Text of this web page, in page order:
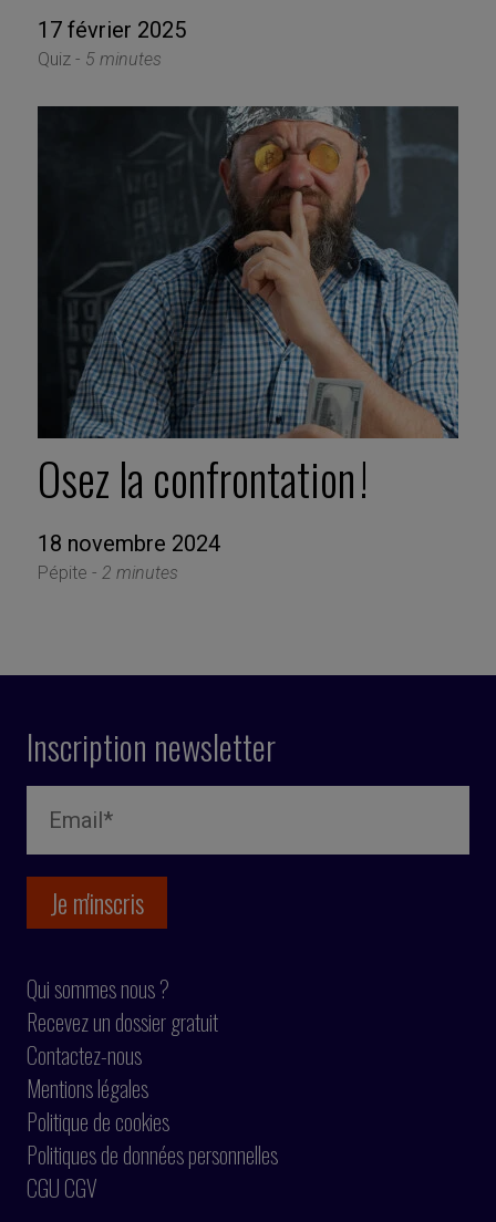
17 février 2025
Quiz - 5 minutes
Osez la confrontation !
18 novembre 2024
Pépite - 2 minutes
Inscription newsletter
Qui sommes nous ?
Recevez un dossier gratuit
Contactez-nous
Mentions légales
Politique de cookies
Politiques de données personnelles
CGU CGV